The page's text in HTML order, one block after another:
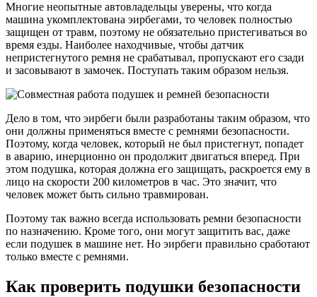
Многие неопытные автовладельцы уверены, что когда
машина укомплектована эирбегами, то человек полностью
защищен от травм, поэтому не обязательно пристегиваться во
время езды. Наиболее находчивые, чтобы датчик
непристегнутого ремня не срабатывал, пропускают его сзади
и засовывают в замочек. Поступать таким образом нельзя.
Дело в том, что эирбеги были разработаны таким образом, что
они должны применяться вместе с ремнями безопасности.
Поэтому, когда человек, который не был пристегнут, попадет
в аварию, инерционно он продолжит двигаться вперед. При
этом подушка, которая должна его защищать, раскроется ему в
лицо на скорости 200 километров в час. Это значит, что
человек может быть сильно травмирован.
Поэтому так важно всегда использовать ремни безопасности
по назначению. Кроме того, они могут защитить вас, даже
если подушек в машине нет. Но эирбеги правильно сработают
только вместе с ремнями.
Как проверить подушки безопасности